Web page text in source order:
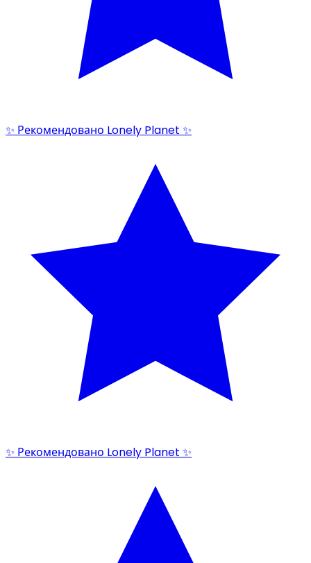
✨ Рекомендовано Lonely Planet ✨
✨ Рекомендовано Lonely Planet ✨